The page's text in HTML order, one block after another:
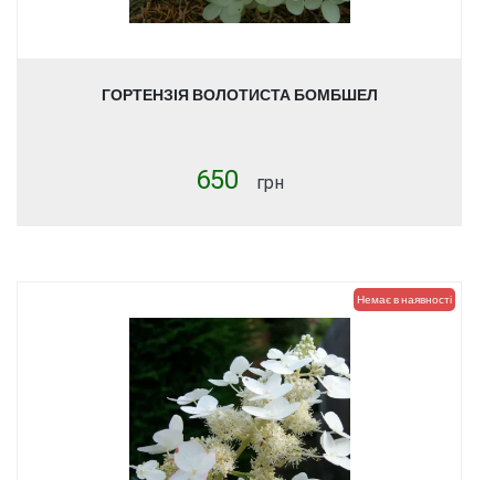
ГОРТЕНЗІЯ ВОЛОТИСТА БОМБШЕЛ
650 грн
Немає в наявності